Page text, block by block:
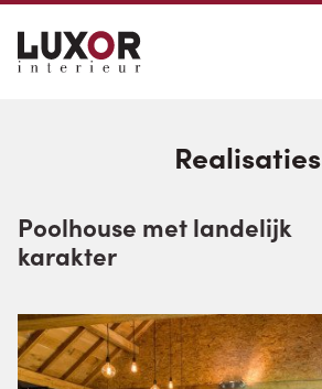
Realisaties
Poolhouse met landelijk
karakter